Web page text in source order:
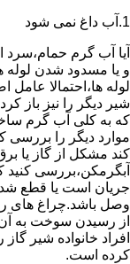
1.آب داغ نمی شود
آیا آب گرم
و یا مسدود شدن لوله
لوله ها،احتمالا
شیر دیگر را نیز باز
که به کلی آب گرم
موارد دیگر را بررسی
کند مشکل از گاز یا
آبگرمکن،بررسی کنید
جریان است یا قطع
وصل باشد.چراغ های
از رسیدن سوخت به
افراد خانواده شیر
کرده است.